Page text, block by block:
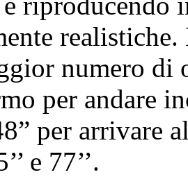
numero di
per andare
per arrivare
e 77’’.